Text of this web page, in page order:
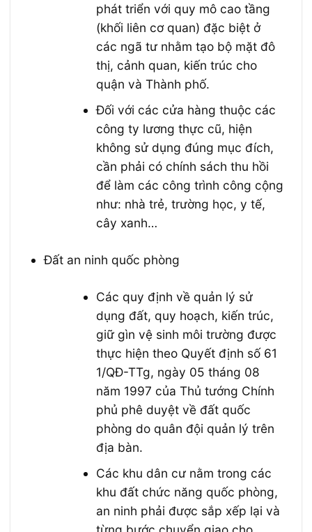
phát triển với quy mô cao tầng
(khối liên cơ quan) đặc biệt ở
các ngã tư nhằm tạo bộ mặt đô
thị, cảnh quan, kiến trúc cho
quận và Thành phố.
Đối với các cửa hàng thuộc các
công ty lương thực cũ, hiện
không sử dụng đúng mục đích,
cần phải có chính sách thu hồi
để làm các công trình công cộng
như: nhà trẻ, trường học, y tế,
cây xanh…
Đất an ninh quốc phòng
Các quy định về quản lý sử
dụng đất, quy hoạch, kiến trúc,
giữ gìn vệ sinh môi trường được
thực hiện theo Quyết định số 61
1/QĐ-TTg, ngày 05 tháng 08
năm 1997 của Thủ tướng Chính
phủ phê duyệt về đất quốc
phòng do quân đội quản lý trên
địa bàn.
Các khu dân cư nằm trong các
khu đất chức năng quốc phòng,
an ninh phải được sắp xếp lại và